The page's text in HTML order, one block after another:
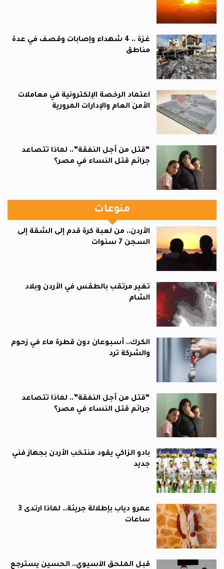
غزة .. 4 شهداء وإصابات وقصف في عدة
مناطق
اعتماد الرخصة الإلكترونية في معاملات
الأمن العام والإدارات المرورية
“قتل من أجل النفقة”.. لماذا تتصاعد
جرائم قتل النساء في مصر؟
منوعات
الأردن.. من لعبة كرة قدم إلى الشقة إلى
السجن 7 سنوات
تغير مرتقب بالطقس في الأردن وبلاد
الشام
الكرك.. أسبوعان دون قطرة ماء في زحوم
والشركة ترد
“قتل من أجل النفقة”.. لماذا تتصاعد
جرائم قتل النساء في مصر؟
بادو الزاكي يقود منتخب الأردن بجهاز فني
جديد
عمرو دياب بإطلالة جريئة… لماذا ارتدى 3
ساعات
قبل الملحق الآسيوي.. الحسين يسترجع